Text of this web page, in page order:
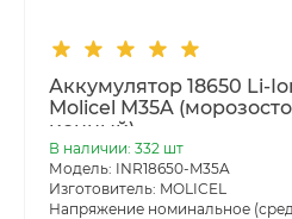
Аккумулятор 18650 Li-
Molicel M35A
ионный)
В наличии: 332 шт
Модель: INR18650-M35A
Изготовитель: MOLICEL
Напряжение номинальное